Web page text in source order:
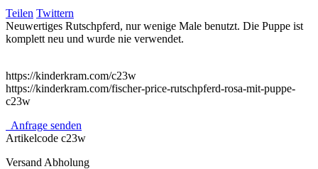
Teilen Twittern
Neuwertiges Rutschpferd, nur wenige Male benutzt. Die Puppe ist
komplett neu und wurde nie verwendet.
https://kinderkram.com/c23w
https://kinderkram.com/fischer-price-rutschpferd-rosa-mit-puppe-
c23w
Anfrage senden
Artikelcode c23w
Versand Abholung